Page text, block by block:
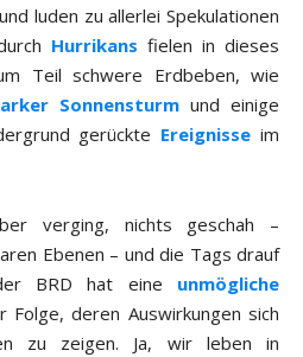
luden zu allerlei Spekulationen
Hurrikans fielen in dieses
Teil schwere Erdbeben, wie
Sonnensturmund einige
gerückte Ereignisse im
verging, nichts geschah –
Ebenen – und die Tags drauf
BRD hat eine unmögliche
Folge, deren Auswirkungen sich
zu zeigen. Ja, wir leben in